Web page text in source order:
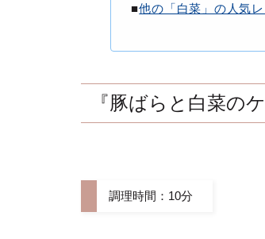
■他の「白菜」の人気
『豚ばらと白菜の
調理時間：10分